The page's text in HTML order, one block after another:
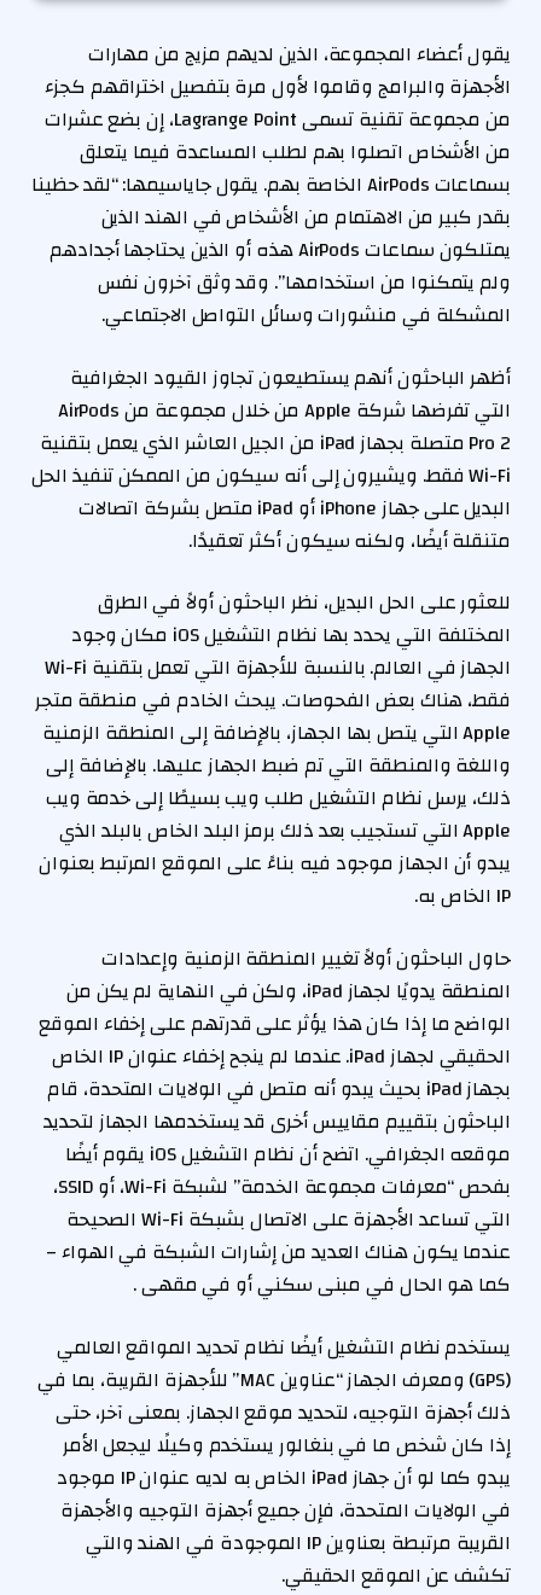
يقول أعضاء المجموعة، الذين لديهم مزيج من مهارات
الأجهزة والبرامج وقاموا لأول مرة بتفصيل اختراقهم كجزء
من مجموعة تقنية تسمى Lagrange Point، إن بضع عشرات
من الأشخاص اتصلوا بهم لطلب المساعدة فيما يتعلق
بسماعات AirPods الخاصة بهم. يقول جاياسيمها: “لقد حظينا
بقدر كبير من الاهتمام من الأشخاص في الهند الذين
يمتلكون سماعات AirPods هذه أو الذين يحتاجها أجدادهم
ولم يتمكنوا من استخدامها”. وقد وثق آخرون نفس
المشكلة في منشورات وسائل التواصل الاجتماعي.
أظهر الباحثون أنهم يستطيعون تجاوز القيود الجغرافية
التي تفرضها شركة Apple من خلال مجموعة من AirPods
Pro 2 متصلة بجهاز iPad من الجيل العاشر الذي يعمل بتقنية
Wi-Fi فقط. ويشيرون إلى أنه سيكون من الممكن تنفيذ الحل
البديل على جهاز iPhone أو iPad متصل بشركة اتصالات
متنقلة أيضًا، ولكنه سيكون أكثر تعقيدًا.
للعثور على الحل البديل، نظر الباحثون أولاً في الطرق
المختلفة التي يحدد بها نظام التشغيل iOS مكان وجود
الجهاز في العالم. بالنسبة للأجهزة التي تعمل بتقنية Wi-Fi
فقط، هناك بعض الفحوصات. يبحث الخادم في منطقة متجر
Apple التي يتصل بها الجهاز، بالإضافة إلى المنطقة الزمنية
واللغة والمنطقة التي تم ضبط الجهاز عليها. بالإضافة إلى
ذلك، يرسل نظام التشغيل طلب ويب بسيطًا إلى خدمة ويب
Apple التي تستجيب بعد ذلك برمز البلد الخاص بالبلد الذي
يبدو أن الجهاز موجود فيه بناءً على الموقع المرتبط بعنوان
IP الخاص به.
حاول الباحثون أولاً تغيير المنطقة الزمنية وإعدادات
المنطقة يدويًا لجهاز iPad، ولكن في النهاية لم يكن من
الواضح ما إذا كان هذا يؤثر على قدرتهم على إخفاء الموقع
الحقيقي لجهاز iPad. عندما لم ينجح إخفاء عنوان IP الخاص
بجهاز iPad بحيث يبدو أنه متصل في الولايات المتحدة، قام
الباحثون بتقييم مقاييس أخرى قد يستخدمها الجهاز لتحديد
موقعه الجغرافي. اتضح أن نظام التشغيل iOS يقوم أيضًا
بفحص “معرفات مجموعة الخدمة” لشبكة Wi-Fi، أو SSID،
التي تساعد الأجهزة على الاتصال بشبكة Wi-Fi الصحيحة
عندما يكون هناك العديد من إشارات الشبكة في الهواء –
كما هو الحال في مبنى سكني أو في مقهى .
يستخدم نظام التشغيل أيضًا نظام تحديد المواقع العالمي
(GPS) ومعرف الجهاز “عناوين MAC” للأجهزة القريبة، بما في
ذلك أجهزة التوجيه، لتحديد موقع الجهاز. بمعنى آخر، حتى
إذا كان شخص ما في بنغالور يستخدم وكيلًا ليجعل الأمر
يبدو كما لو أن جهاز iPad الخاص به لديه عنوان IP موجود
في الولايات المتحدة، فإن جميع أجهزة التوجيه والأجهزة
القريبة مرتبطة بعناوين IP الموجودة في الهند والتي
تكشف عن الموقع الحقيقي.